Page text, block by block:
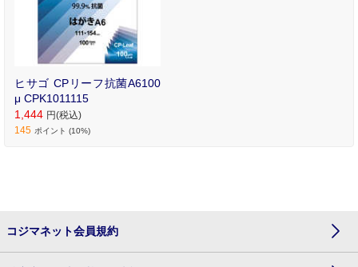
ヒサゴ CPリーフ抗菌A6100
μ CPK1011115
1,444 円(税込)
145 ポイント (10%)
コジマネット会員規約